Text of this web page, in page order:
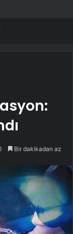
Bir dakikadan az